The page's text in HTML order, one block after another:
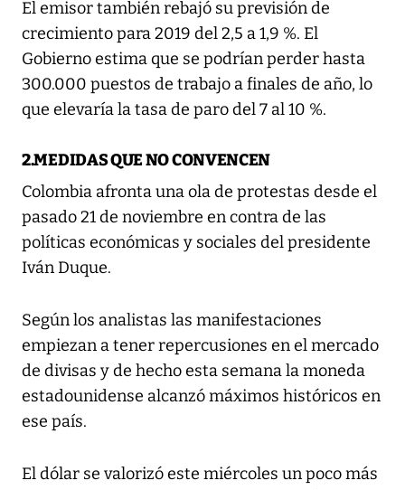
El emisor también rebajó su previsión de
crecimiento para 2019 del 2,5 a 1,9 %. El
Gobierno estima que se podrían perder hasta
300.000 puestos de trabajo a finales de año, lo
que elevaría la tasa de paro del 7 al 10 %.
2.MEDIDAS QUE NO CONVENCEN
Colombia afronta una ola de protestas desde el
pasado 21 de noviembre en contra de las
políticas económicas y sociales del presidente
Iván Duque.
Según los analistas las manifestaciones
empiezan a tener repercusiones en el mercado
de divisas y de hecho esta semana la moneda
estadounidense alcanzó máximos históricos en
ese país.
El dólar se valorizó este miércoles un poco más